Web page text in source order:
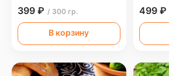
399 ₽ / 300 гр.
В корзину
499 ₽